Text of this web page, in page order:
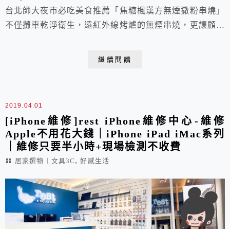
台北師大夜市必吃美食推薦「焦糖楓漢方無煙撒粉串燒」
不僅攤車乾淨衛生，遠紅外線烤爐的無煙串燒，更讓顧客
繼續閱讀
2019.04.01
[iPhone維修]rest iPhone維修中心-維修
Apple不用花大錢｜iPhone iPad iMac系列
｜維修只要半小時+現場檢測不收費
居家選物︱文具3C ,好感生活